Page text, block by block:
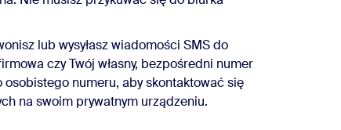
lub wysyłasz wiadomości SMS do
czy Twój własny, bezpośredni numer
osobistego numeru, aby skontaktować się
na swoim prywatnym urządzeniu.